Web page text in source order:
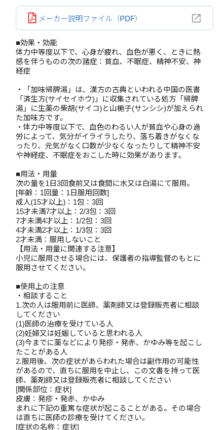
メーカー説明ファイル（PDF）
■効果・効能
体力中等度以下で、心身が疲れ、血色が悪く、ときに熱
感を伴うものの次の諸症：貧血、不眠症、精神不安、神
経症
・「加味帰脾湯」は、漢方の古典といわれる中国の医書
「済生方(サイセイホウ)」に収集されている処方「帰脾
湯」に生薬の柴胡(サイコ)と山梔子(サンシシ)が加えられ
た加味方です。
・体力中等度以下で、血色のわるい人が貧血や心身の過
労によって、気分がイライラしたり、落ち着きがなくな
ったり、元気がなく口数が少なくなったりして精神不安
や神経症、不眠症をおこした時に効果があります。
■用法・用量
次の量を1日3回食前又は食間に水又は白湯にて服用。
[年齢：1回量：1日服用回数]
成人(15才以上)：1包：3回
15才未満7才以上：2/3包：3回
7才未満4才以上：1/2包：3回
4才未満2才以上：1/3包：3回
2才未満：服用しないこと
【用法・用量に関連する注意】
小児に服用させる場合には、保護者の指導監督のもとに
服用させてください。
■使用上の注意
・相談すること
1.次の人は服用前に医師、薬剤師又は登録販売者に相談
してください
(1)医師の治療を受けている人
(2)妊婦又は妊娠していると思われる人
(3)今までに薬などにより発疹・発赤、かゆみ等を起こし
たことがある人
2.服用後、次の症状があらわれた場合は副作用の可能性
があるので、直ちに服用を中止し、この文書を持って医
師、薬剤師又は登録販売者に相談してください
[関係部位：症状]
皮膚：発疹・発赤、かゆみ
まれに下記の重篤な症状が起こることがある。その場合
は直ちに医師の診療を受けてください。
[症状の名称：症状]